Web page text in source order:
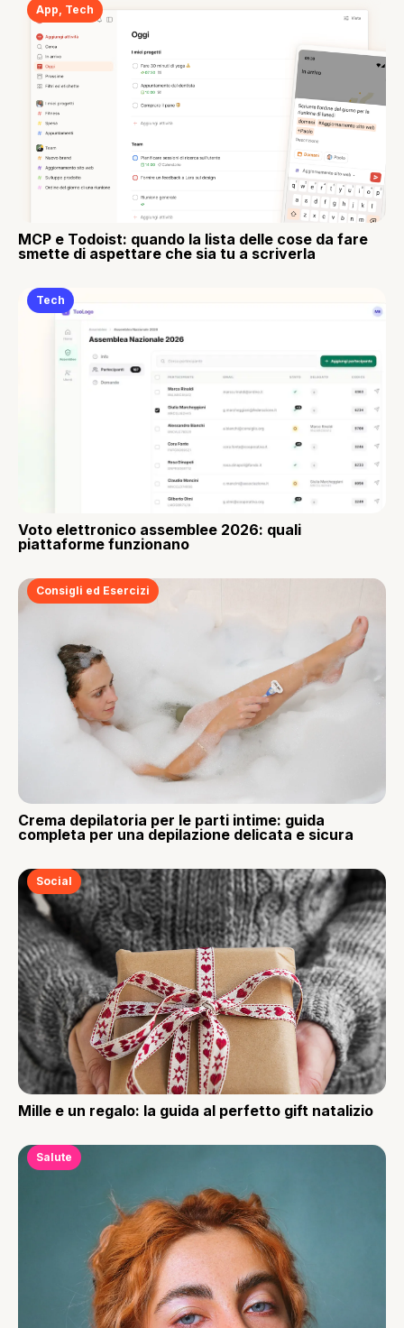
App, Tech
MCP e Todoist: quando la lista delle cose da fare
smette di aspettare che sia tu a scriverla
Tech
Voto elettronico assemblee 2026: quali
piattaforme funzionano
Consigli ed Esercizi
Crema depilatoria per le parti intime: guida
completa per una depilazione delicata e sicura
Social
Mille e un regalo: la guida al perfetto gift natalizio
Salute